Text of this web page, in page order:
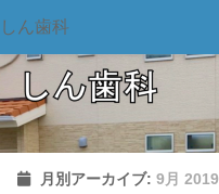
しん歯科
月別アーカイブ: 9月 2019